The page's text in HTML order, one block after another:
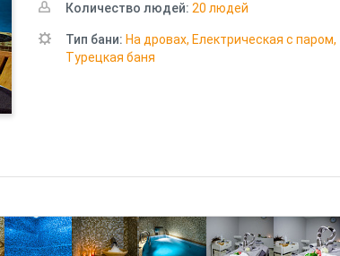
Количество людей: 20 людей
Тип бани: На дровах, Електрическая с паром,
Турецкая баня